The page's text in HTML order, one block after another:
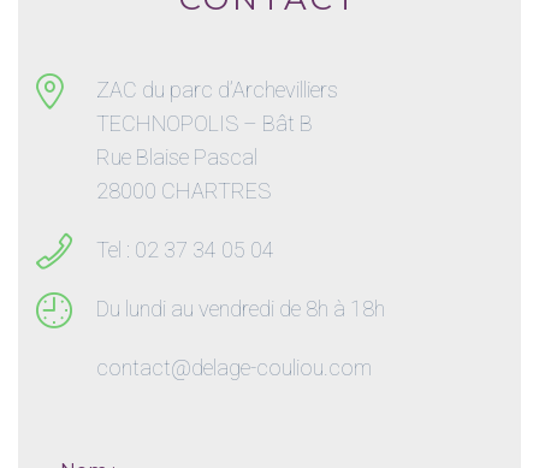
ZAC du parc d’Archevilliers
TECHNOPOLIS – Bât B
Rue Blaise Pascal
28000 CHARTRES
Tel : 02 37 34 05 04
Du lundi au vendredi de 8h à 18h
contact@delage-couliou.com